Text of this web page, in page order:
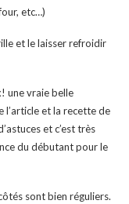
etc…)
et le laisser refroidir
une vraie belle
l’article et la recette de
et c’est très
du débutant pour le
sont bien réguliers.